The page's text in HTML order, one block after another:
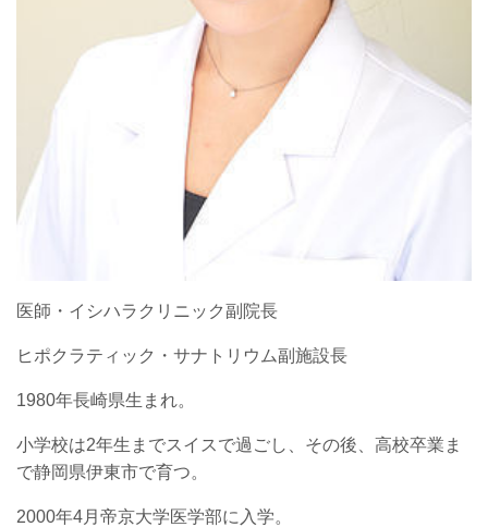
医師・イシハラクリニック副院長
ヒポクラティック・サナトリウム副施設長
1980年長崎県生まれ。
小学校は2年生までスイスで過ごし、その後、高校卒業ま
で静岡県伊東市で育つ。
2000年4月帝京大学医学部に入学。